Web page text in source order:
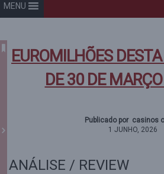
MENU
EUROMILHÕES
DE 30 DE
Publicado por casinos
1 JUNHO, 2026
ANÁLISE / REVIEW